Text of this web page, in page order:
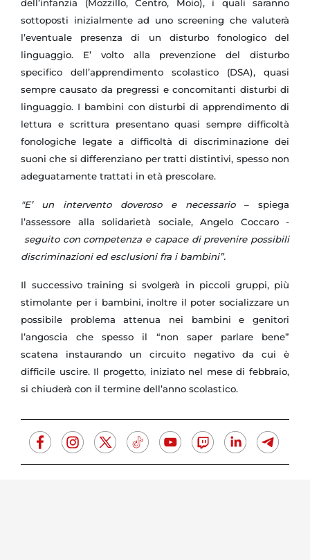
dell’infanzia (Mozzillo, Centro, Moio), i quali saranno
sottoposti inizialmente ad uno screening che valuterà
l’eventuale presenza di un disturbo fonologico del
linguaggio. E’ volto alla prevenzione del disturbo
specifico dell’apprendimento scolastico (DSA), quasi
sempre causato da pregressi e concomitanti disturbi di
linguaggio. I bambini con disturbi di apprendimento di
lettura e scrittura presentano quasi sempre difficoltà
fonologiche legate a difficoltà di discriminazione dei
suoni che si differenziano per tratti distintivi, spesso non
adeguatamente trattati in età prescolare.
"E’ un intervento doveroso e necessario– spiega
l’assessore alla solidarietà sociale, Angelo Coccaro -
seguito con competenza e capace di prevenire possibili
discriminazioni ed esclusioni fra i bambini”.
Il successivo training si svolgerà in piccoli gruppi, più
stimolante per i bambini, inoltre il poter socializzare un
possibile problema attenua nei bambini e genitori
l’angoscia che spesso il “non saper parlare bene”
scatena instaurando un circuito negativo da cui è
difficile uscire. Il progetto, iniziato nel mese di febbraio,
si chiuderà con il termine dell’anno scolastico.